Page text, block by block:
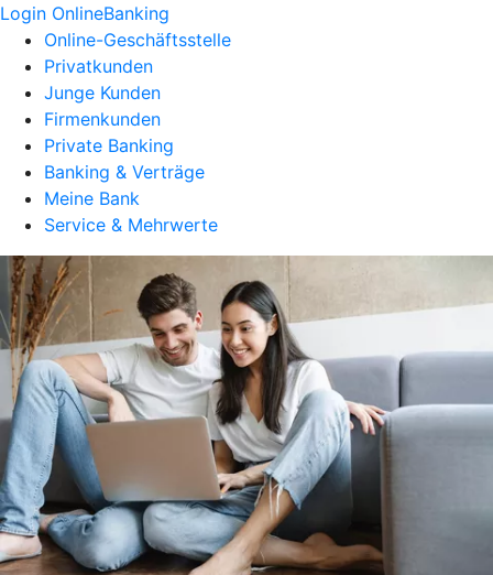
Login OnlineBanking
Online-Geschäftsstelle
Privatkunden
Junge Kunden
Firmenkunden
Private Banking
Banking & Verträge
Meine Bank
Service & Mehrwerte